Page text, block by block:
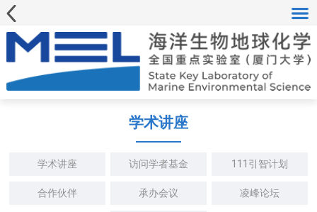
学术讲座
学术讲座 访问学者基金 111引智计划
合作伙伴 承办会议 凌峰论坛